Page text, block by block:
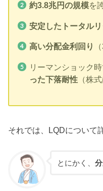
約3.8兆円の規模を
安定したトータル
高い分配金利回り
リーマンショック
った下落耐性 （株
それでは、LQDについて
とにかく、